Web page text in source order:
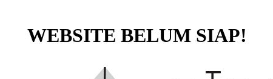
WEBSITE BELUM SIAP!